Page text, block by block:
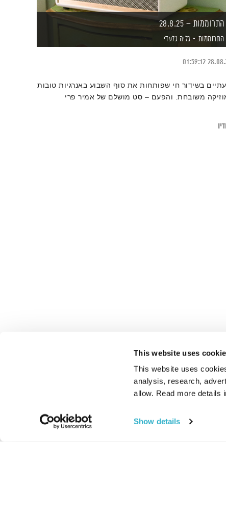
This website uses
This website uses
analysis, research,
allow. Read more details
Show details
התרוממות – 28.8.25
התרוממות גליה גלעדי
01:59:12
בשידור חי שפותחות את סוף השבוע באנרגיות טובות
משובחת. והפעם – סט מושלם של אמיר פרי